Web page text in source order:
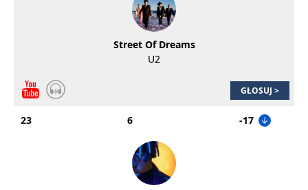
Street Of Dreams
U2
GŁOSUJ >
23 6 -17